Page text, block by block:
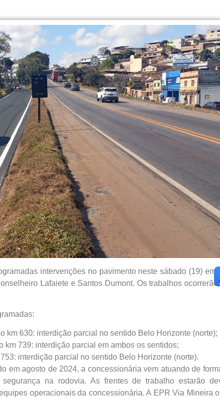
intervenções no pavimento neste sábado (19) em
Lafaiete e Santos Dumont. Os trabalhos
km 630: interdição parcial no sentido Belo Horizonte (norte);
km 739: interdição parcial em ambos os sentidos;
interdição parcial no sentido Belo Horizonte (norte).
em agosto de 2024, a concessionária vem atuando de
na rodovia. As frentes de trabalho estarão
operacionais da concessionária. A EPR Via Mineira